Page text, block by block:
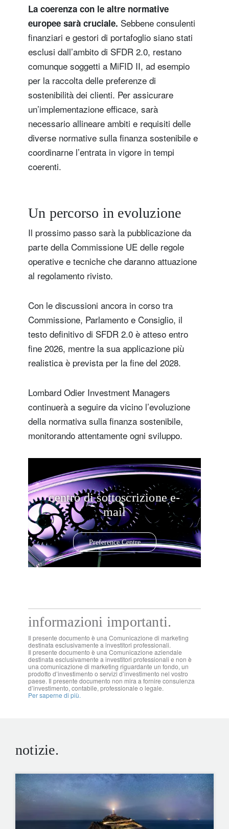
La coerenza con le altre normative
europee sarà cruciale. Sebbene consulenti
finanziari e gestori di portafoglio siano stati
esclusi dall’ambito di SFDR 2.0, restano
comunque soggetti a MiFID II, ad esempio
per la raccolta delle preferenze di
sostenibilità dei clienti. Per assicurare
un’implementazione efficace, sarà
necessario allineare ambiti e requisiti delle
diverse normative sulla finanza sostenibile e
coordinarne l’entrata in vigore in tempi
coerenti.
Un percorso in evoluzione
Il prossimo passo sarà la pubblicazione da
parte della Commissione UE delle regole
operative e tecniche che daranno attuazione
al regolamento rivisto.
Con le discussioni ancora in corso tra
Commissione, Parlamento e Consiglio, il
testo definitivo di SFDR 2.0 è atteso entro
fine 2026, mentre la sua applicazione più
realistica è prevista per la fine del 2028.
Lombard Odier Investment Managers
continuerà a seguire da vicino l’evoluzione
della normativa sulla finanza sostenibile,
monitorando attentamente ogni sviluppo.
centro di sottoscrizione e-
mail
Preference Centre
informazioni importanti.
Il presente documento è una Comunicazione di marketing
destinata esclusivamente a investitori professionali.
Il presente documento è una Comunicazione aziendale
destinata esclusivamente a investitori professionali e non è
una comunicazione di marketing riguardante un fondo, un
prodotto d’investimento o servizi d’investimento nel vostro
paese. Il presente documento non mira a fornire consulenza
d’investimento, contabile, professionale o legale.
Per saperne di più.
notizie.